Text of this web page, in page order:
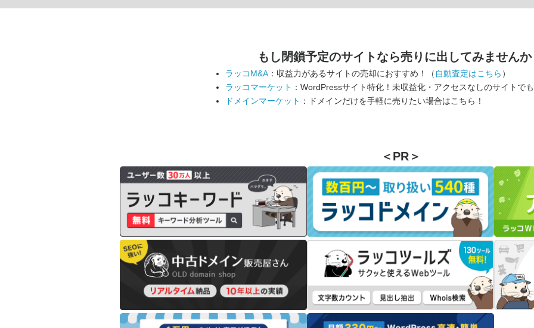
もし閉鎖予定のサイトなら売りに出してみませんか
ラッコM&A ：収益力があるサイトの売却におすすめ！（ 自動査定はこちら ）
ラッコマーケット ：WordPressサイト特化！未収益化・アクセスなしのサイトで
ドメインマーケット ：ドメインだけを手軽に売りたい場合はこちら！
＜PR＞